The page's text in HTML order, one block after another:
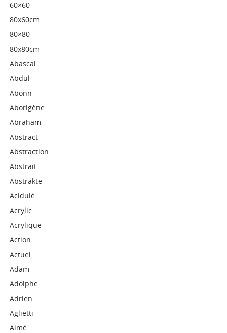
60×60
80x60cm
80×80
80x80cm
Abascal
Abdul
Abonn
Aborigène
Abraham
Abstract
Abstraction
Abstrait
Abstrakte
Acidulé
Acrylic
Acrylique
Action
Actuel
Adam
Adolphe
Adrien
Aglietti
Aimé